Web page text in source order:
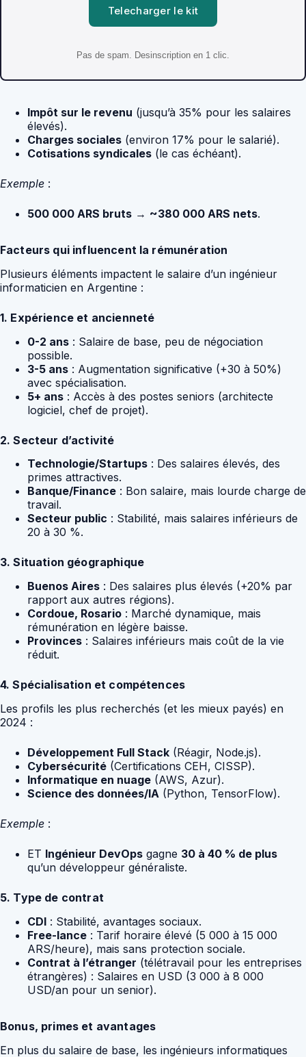
Telecharger le kit
Pas de spam. Desinscription en 1 clic.
Impôt sur le revenu (jusqu’à 35% pour les salaires
élevés).
Charges sociales (environ 17% pour le salarié).
Cotisations syndicales (le cas échéant).
Exemple :
500 000 ARS bruts → ~380 000 ARS nets.
Facteurs qui influencent la rémunération
Plusieurs éléments impactent le salaire d’un ingénieur
informaticien en Argentine :
1. Expérience et ancienneté
0-2 ans : Salaire de base, peu de négociation
possible.
3-5 ans : Augmentation significative (+30 à 50%)
avec spécialisation.
5+ ans : Accès à des postes seniors (architecte
logiciel, chef de projet).
2. Secteur d’activité
Technologie/Startups : Des salaires élevés, des
primes attractives.
Banque/Finance : Bon salaire, mais lourde charge de
travail.
Secteur public : Stabilité, mais salaires inférieurs de
20 à 30 %.
3. Situation géographique
Buenos Aires : Des salaires plus élevés (+20% par
rapport aux autres régions).
Cordoue, Rosario : Marché dynamique, mais
rémunération en légère baisse.
Provinces : Salaires inférieurs mais coût de la vie
réduit.
4. Spécialisation et compétences
Les profils les plus recherchés (et les mieux payés) en
2024 :
Développement Full Stack (Réagir, Node.js).
Cybersécurité (Certifications CEH, CISSP).
Informatique en nuage (AWS, Azur).
Science des données/IA (Python, TensorFlow).
Exemple :
ET Ingénieur DevOps gagne 30 à 40 % de plus
qu’un développeur généraliste.
5. Type de contrat
CDI : Stabilité, avantages sociaux.
Free-lance : Tarif horaire élevé (5 000 à 15 000
ARS/heure), mais sans protection sociale.
Contrat à l’étranger (télétravail pour les entreprises
étrangères) : Salaires en USD (3 000 à 8 000
USD/an pour un senior).
Bonus, primes et avantages
En plus du salaire de base, les ingénieurs informatiques